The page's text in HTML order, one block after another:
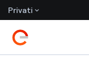
Privati